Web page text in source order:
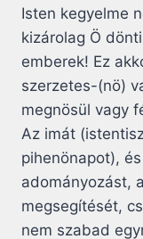
Isten kegyelme
kizárolag Ö
emberek! Ez
szerzetes-(nö)
megnösül vagy
Az imát
pihenönapot),
adományozást,
megsegítését,
nem szabad